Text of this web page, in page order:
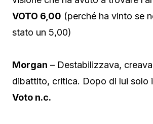
VOTO 6,00 (perché ha vinto se
stato un 5,00)
Morgan – Destabilizzava,
dibattito, critica. Dopo di lui solo
Voto n.c.